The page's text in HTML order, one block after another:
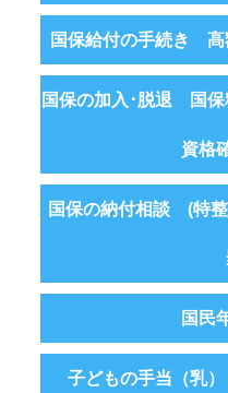
国保給付の手続き
国保の加入･脱退 国
資格
国保の納付相談 (特
国民
子どもの手当（乳